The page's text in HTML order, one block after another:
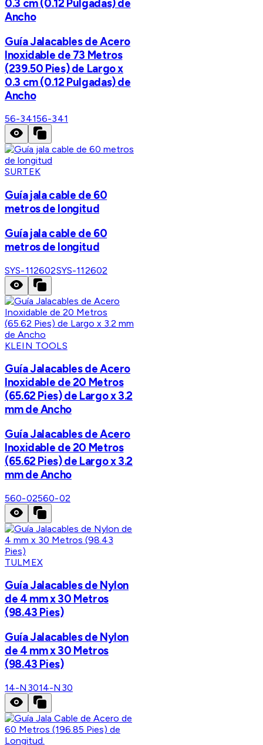
0.3 cm (0.12 Pulgadas) de
Ancho
Guía Jalacables de Acero
Inoxidable de 73 Metros
(239.50 Pies) de Largo x
0.3 cm (0.12 Pulgadas) de
Ancho
56-34156-341
SURTEK
Guía jala cable de 60
metros de longitud
Guía jala cable de 60
metros de longitud
SYS-112602SYS-112602
KLEIN TOOLS
Guía Jalacables de Acero
Inoxidable de 20 Metros
(65.62 Pies) de Largo x 3.2
mm de Ancho
Guía Jalacables de Acero
Inoxidable de 20 Metros
(65.62 Pies) de Largo x 3.2
mm de Ancho
560-02560-02
TULMEX
Guía Jalacables de Nylon
de 4 mm x 30 Metros
(98.43 Pies)
Guía Jalacables de Nylon
de 4 mm x 30 Metros
(98.43 Pies)
14-N3014-N30